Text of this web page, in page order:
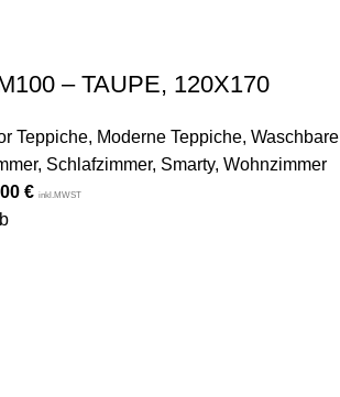
– TAUPE, 120X170
Teppiche, Moderne Teppiche, Waschbare
, Schlafzimmer, Smarty, Wohnzimmer
€ inkl.MWST